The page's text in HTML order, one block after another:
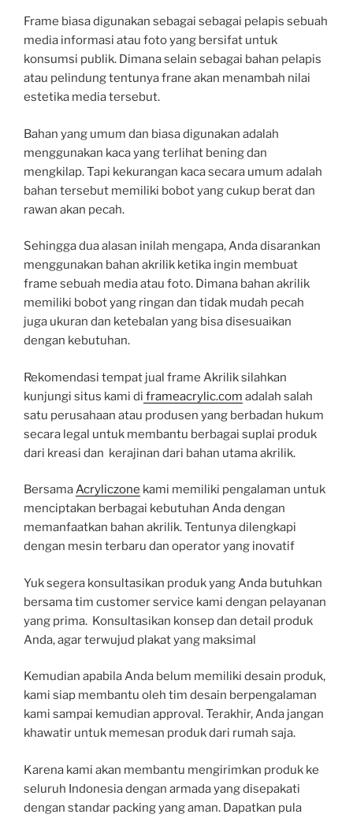
Frame biasa digunakan sebagai sebagai pelapis sebuah
media informasi atau foto yang bersifat untuk
konsumsi publik. Dimana selain sebagai bahan pelapis
atau pelindung tentunya frane akan menambah nilai
estetika media tersebut.
Bahan yang umum dan biasa digunakan adalah
menggunakan kaca yang terlihat bening dan
mengkilap. Tapi kekurangan kaca secara umum adalah
bahan tersebut memiliki bobot yang cukup berat dan
rawan akan pecah.
Sehingga dua alasan inilah mengapa, Anda disarankan
menggunakan bahan akrilik ketika ingin membuat
frame sebuah media atau foto. Dimana bahan akrilik
memiliki bobot yang ringan dan tidak mudah pecah
juga ukuran dan ketebalan yang bisa disesuaikan
dengan kebutuhan.
Rekomendasi tempat jual frame Akrilik silahkan
kunjungi situs kami di frameacrylic.com adalah salah
satu perusahaan atau produsen yang berbadan hukum
secara legal untuk membantu berbagai suplai produk
dari kreasi dan kerajinan dari bahan utama akrilik.
BersamaAcryliczone kami memiliki pengalaman untuk
menciptakan berbagai kebutuhan Anda dengan
memanfaatkan bahan akrilik. Tentunya dilengkapi
dengan mesin terbaru dan operator yang inovatif
Yuk segera konsultasikan produk yang Anda butuhkan
bersama tim customer service kami dengan pelayanan
yang prima. Konsultasikan konsep dan detail produk
Anda, agar terwujud plakat yang maksimal
Kemudian apabila Anda belum memiliki desain produk,
kami siap membantu oleh tim desain berpengalaman
kami sampai kemudian approval. Terakhir, Anda jangan
khawatir untuk memesan produk dari rumah saja.
Karena kami akan membantu mengirimkan produk ke
seluruh Indonesia dengan armada yang disepakati
dengan standar packing yang aman. Dapatkan pula